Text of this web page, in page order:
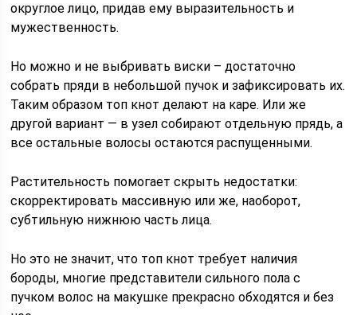
округлое лицо, придав ему выразительность и
мужественность.
Но можно и не выбривать виски – достаточно
собрать пряди в небольшой пучок и зафиксировать их.
Таким образом топ кнот делают на каре. Или же
другой вариант — в узел собирают отдельную прядь, а
все остальные волосы остаются распущенными.
Растительность помогает скрыть недостатки:
скорректировать массивную или же, наоборот,
субтильную нижнюю часть лица.
Но это не значит, что топ кнот требует наличия
бороды, многие представители сильного пола с
пучком волос на макушке прекрасно обходятся и без